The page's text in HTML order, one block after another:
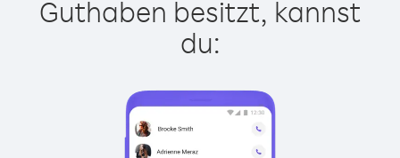
Guthaben besitzt, kannst
du: